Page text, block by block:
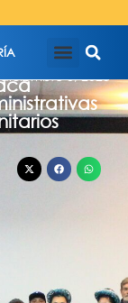
diciembre 3, 2025